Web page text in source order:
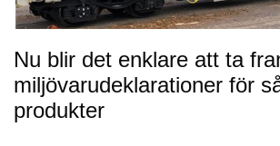
Nu blir det enklare att ta
miljövarudeklarationer för
produkter